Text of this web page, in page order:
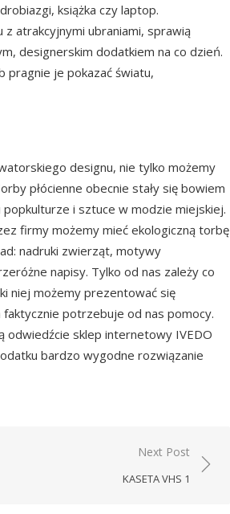
książka czy laptop.
z atrakcyjnymi ubraniami, sprawią
designerskim dodatkiem na co dzień.
pragnie je pokazać światu,
designu, nie tylko możemy
płócienne obecnie stały się bowiem
i sztuce w modzie miejskiej.
firmy możemy mieć ekologiczną torbę
nadruki zwierząt, motywy
napisy. Tylko od nas zależy co
niej możemy prezentować się
potrzebuje od nas pomocy.
odwiedźcie sklep internetowy IVEDO
bardzo wygodne rozwiązanie
Next Post
KASETA VHS 1